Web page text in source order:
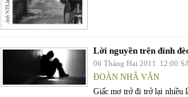
Lời nguyền trên đỉnh
06 Tháng Hai 2011 12:00
ĐOÀN NHÃ VĂN
Giấc mơ trở đi trở lại nhiều